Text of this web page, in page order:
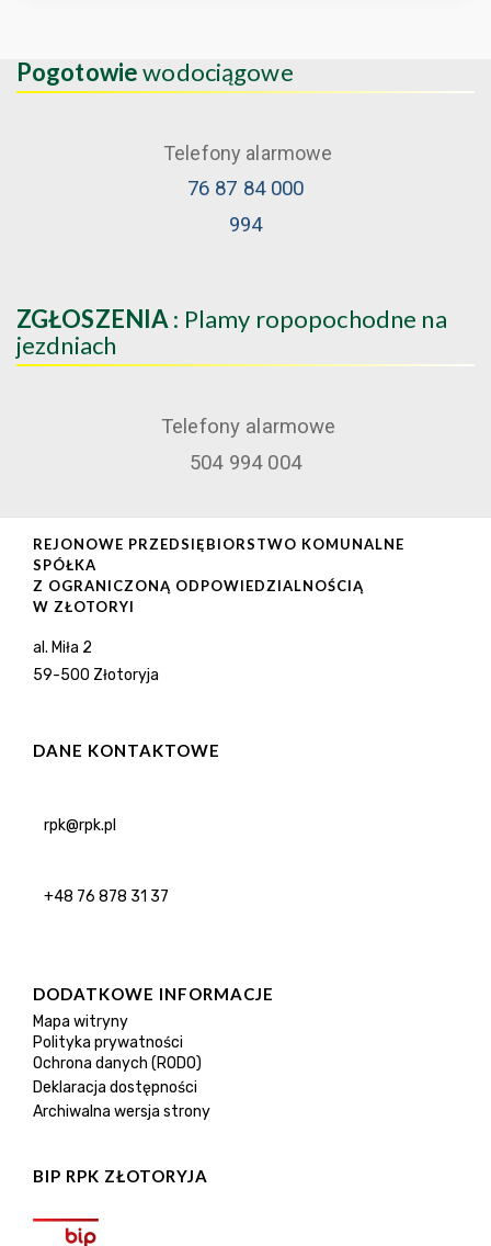
Pogotowiewodociągowe
Telefony alarmowe
76 87 84 000
994
ZGŁOSZENIA : Plamy ropopochodne na
jezdniach
Telefony alarmowe
504 994 004
REJONOWE PRZEDSIĘBIORSTWO KOMUNALNE
SPÓŁKA
Z OGRANICZONĄ ODPOWIEDZIALNOŚCIĄ
W ZŁOTORYI
al. Miła 2
59-500 Złotoryja
DANE KONTAKTOWE
rpk@rpk.pl
+48 76 878 31 37
DODATKOWE INFORMACJE
Mapa witryny
Polityka prywatności
Ochrona danych (RODO)
Deklaracja dostępności
Archiwalna wersja strony
BIP RPK ZŁOTORYJA